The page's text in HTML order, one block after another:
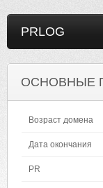
PRLOG
ОСНОВНЫЕ
Возраст домена
Дата окончания
PR